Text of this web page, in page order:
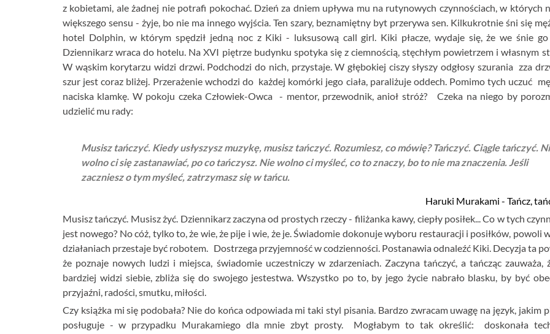
z kobietami, ale żadnej nie potrafi pokochać. Dzień za dniem upływa mu na rutynowych czynnościach, w których
większego sensu - żyje, bo nie ma innego wyjścia. Ten szary, beznamiętny byt przerywa sen. Kilkukrotnie śni się
hotel Dolphin, w którym spędził jedną noc z Kiki - luksusową call girl. Kiki płacze, wydaje się, że we śnie
Dziennikarz wraca do hotelu. Na XVI piętrze budynku spotyka się z ciemnością, stęchłym powietrzem i własnym
W wąskim korytarzu widzi drzwi. Podchodzi do nich, przystaje. W głębokiej ciszy słyszy odgłosy szurania zza
szur jest coraz bliżej. Przerażenie wchodzi do każdej komórki jego ciała, paraliżuje oddech. Pomimo tych uczuć
naciska klamkę. W pokoju czeka Człowiek-Owca - mentor, przewodnik, anioł stróż? Czeka na niego by
udzielić mu rady:
Musisz tańczyć. Kiedy usłyszysz muzykę, musisz tańczyć. Rozumiesz, co mówię? Tańczyć. Ciągle tańczyć.
wolno ci się zastanawiać, po co tańczysz. Nie wolno ci myśleć, co to znaczy, bo to nie ma znaczenia. Jeśli
zaczniesz o tym myśleć, zatrzymasz się w tańcu.
Haruki Murakami - Tańcz,
Musisz tańczyć. Musisz żyć. Dziennikarz zaczyna od prostych rzeczy - filiżanka kawy, ciepły posiłek... Co w tych
jest nowego? No cóż, tylko to, że wie, że pije i wie, że je. Świadomie dokonuje wyboru restauracji i posiłków, powoli
działaniach przestaje być robotem. Dostrzega przyjemność w codzienności. Postanawia odnaleźć Kiki. Decyzja ta
że poznaje nowych ludzi i miejsca, świadomie uczestniczy w zdarzeniach. Zaczyna tańczyć, a tańcząc zauważa,
bardziej widzi siebie, zbliża się do swojego jestestwa. Wszystko po to, by jego życie nabrało blasku, by być
przyjaźni, radości, smutku, miłości.
Czy książka mi się podobała? Nie do końca odpowiada mi taki styl pisania. Bardzo zwracam uwagę na język, jakim
posługuje - w przypadku Murakamiego dla mnie zbyt prosty. Mogłabym to tak określić: doskonała